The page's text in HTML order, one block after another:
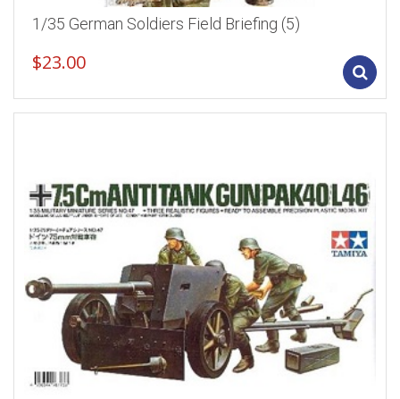
1/35 German Soldiers Field Briefing (5)
$23.00